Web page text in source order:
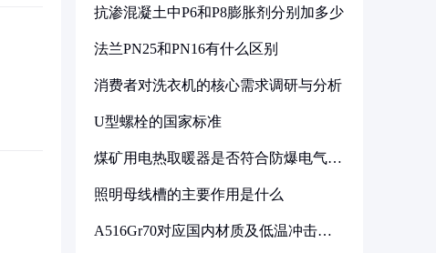
抗渗混凝土中P6和P8膨胀剂分别加多少
法兰PN25和PN16有什么区别
消费者对洗衣机的核心需求调研与分析
U型螺栓的国家标准
煤矿用电热取暖器是否符合防爆电气设
照明母线槽的主要作用是什么
A516Gr70对应国内材质及低温冲击要